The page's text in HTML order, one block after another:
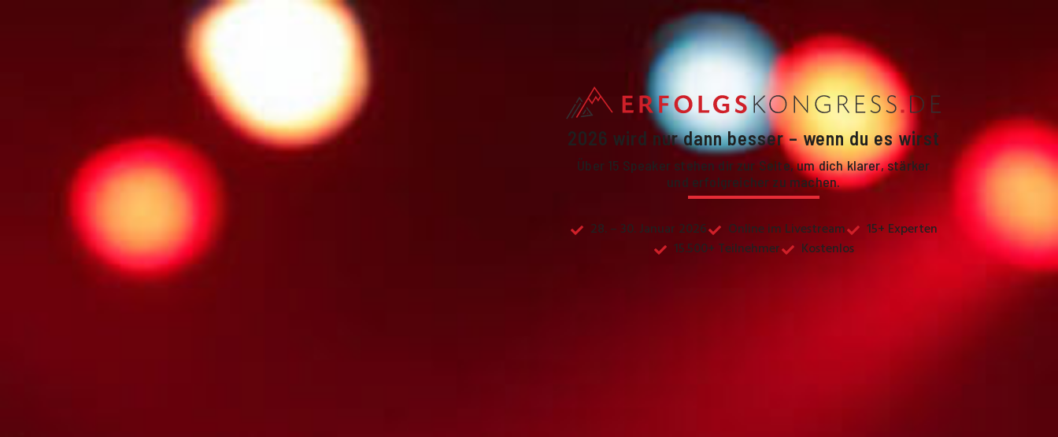
2026 wird nur dann besser – wenn du es wirst
Über 15 Speaker stehen dir zur Seite, um dich klarer, stärker
und erfolgreicher zu machen.
28. – 30. Januar 2026 Online im Livestream
15+ Experten
15.500+ Teilnehmer
Kostenlos